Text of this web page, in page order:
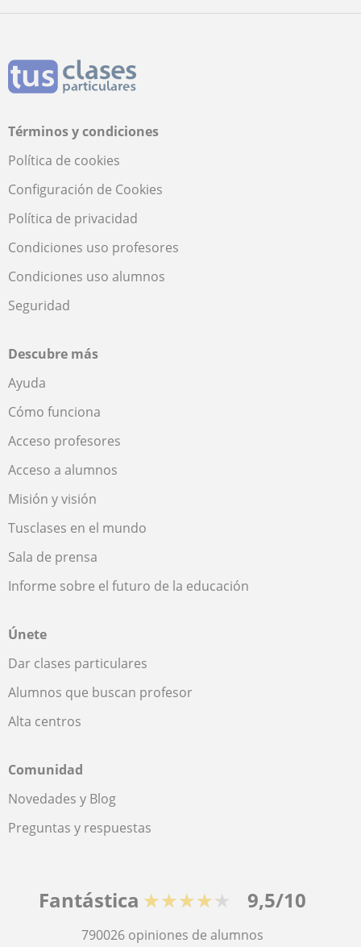
Términos y condiciones
Política de cookies
Configuración de Cookies
Política de privacidad
Condiciones uso profesores
Condiciones uso alumnos
Seguridad
Descubre más
Ayuda
Cómo funciona
Acceso profesores
Acceso a alumnos
Misión y visión
Tusclases en el mundo
Sala de prensa
Informe sobre el futuro de la educación
Únete
Dar clases particulares
Alumnos que buscan profesor
Alta centros
Comunidad
Novedades y Blog
Preguntas y respuestas
Fantástica ★★★★★ 9,5/10
790026 opiniones de alumnos